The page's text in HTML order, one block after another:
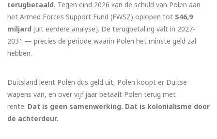
terugbetaald. Tegen eind 2026 kan de schuld van Polen aan
het Armed Forces Support Fund (FWSZ) oplopen tot $46,9
miljard [uit eerdere analyse]. De terugbetaling valt in 2027-
2031 — precies de periode waarin Polen het minste geld zal
hebben.
Duitsland leent Polen dus geld uit, Polen koopt er Duitse
wapens van, en over vijf jaar betaalt Polen terug met
rente. Dat is geen samenwerking. Dat is kolonialisme door
de achterdeur.